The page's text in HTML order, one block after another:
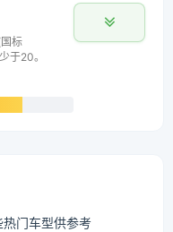
标
于20。
门车型供参考